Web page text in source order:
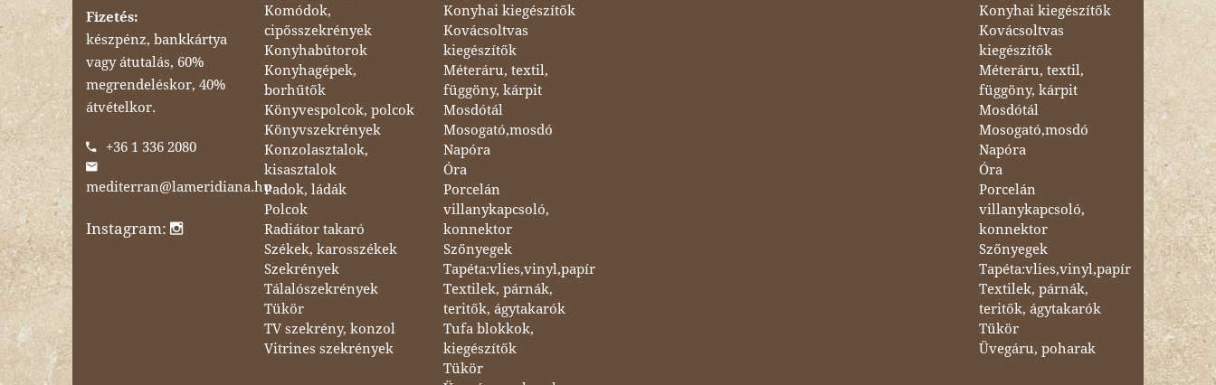
Fizetés:
készpénz, bankkártya
vagy átutalás, 60%
megrendeléskor, 40%
átvételkor.
+36 1 336 2080
mediterran@lameridiana.hu
Instagram:
Komódok,
cipősszekrények
Konyhabútorok
Konyhagépek,
borhűtők
Könyvespolcok, polcok
Könyvszekrények
Konzolasztalok,
kisasztalok
Padok, ládák
Polcok
Radiátor takaró
Székek, karosszékek
Szekrények
Tálalószekrények
Tükör
TV szekrény, konzol
Vitrines szekrények
Konyhai kiegészítők
Kovácsoltvas
kiegészítők
Méteráru, textil,
függöny, kárpit
Mosdótál
Mosogató,mosdó
Napóra
Óra
Porcelán
villanykapcsoló,
konnektor
Szőnyegek
Tapéta:vlies,vinyl,papír
Textilek, párnák,
teritők, ágytakarók
Tufa blokkok,
kiegészítők
Tükör
Konyhai kiegészítők
Kovácsoltvas
kiegészítők
Méteráru, textil,
függöny, kárpit
Mosdótál
Mosogató,mosdó
Napóra
Óra
Porcelán
villanykapcsoló,
konnektor
Szőnyegek
Tapéta:vlies,vinyl,papír
Textilek, párnák,
teritők, ágytakarók
Tükör
Üvegáru, poharak